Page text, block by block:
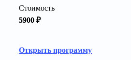
Стоимость
5900 ₽
Открыть программу